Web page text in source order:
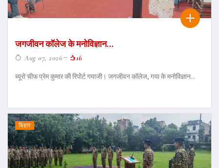
जगजीवन कॉलेज के मनोविज्ञान...
Aug 07, 2026 16
ब्यूरो चीफ प्रेम कुमार की रिपोर्ट गयाजी। जगजीवन कॉलेज, गया के मनोविज्ञान...
बिहार